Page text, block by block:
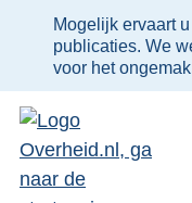
Ter
informatie:
Mogelijk ervaart
publicaties. We
voor het